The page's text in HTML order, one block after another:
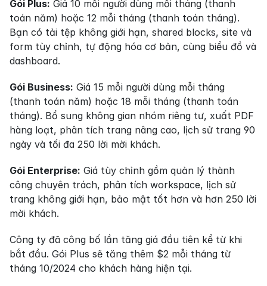
Gói Plus: Giá 10 mỗi người dùng mỗi tháng (thanh
toán năm) hoặc 12 mỗi tháng (thanh toán tháng).
Bạn có tải tệp không giới hạn, shared blocks, site và
form tùy chỉnh, tự động hóa cơ bản, cùng biểu đồ và
dashboard.
Gói Business: Giá 15 mỗi người dùng mỗi tháng
(thanh toán năm) hoặc 18 mỗi tháng (thanh toán
tháng). Bổ sung không gian nhóm riêng tư, xuất PDF
hàng loạt, phân tích trang nâng cao, lịch sử trang 90
ngày và tối đa 250 lời mời khách.
Gói Enterprise: Giá tùy chỉnh gồm quản lý thành
công chuyên trách, phân tích workspace, lịch sử
trang không giới hạn, bảo mật tốt hơn và hơn 250 lời
mời khách.
Công ty đã công bố lần tăng giá đầu tiên kể từ khi
bắt đầu. Gói Plus sẽ tăng thêm $2 mỗi tháng từ
tháng 10/2024 cho khách hàng hiện tại.